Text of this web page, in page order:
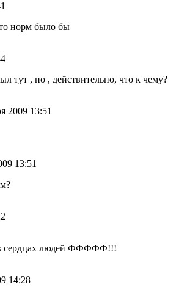
норм было бы
тут , но , действительно, что к чему?
2009 13:51
13:51
в сердцах людей ФФФФФ!!!
14:28